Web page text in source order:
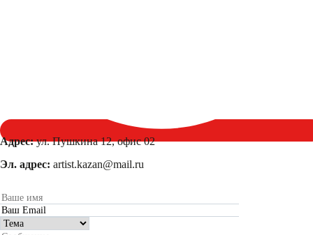
Адрес:ул. Пушкина 12, офис 02
Эл. адрес: artist.kazan@mail.ru